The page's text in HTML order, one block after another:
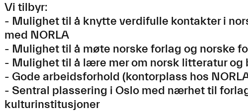
Vi tilbyr:
- Mulighet til å knytte verdifulle kontakter i
med NORLA
- Mulighet til å møte norske forlag og norske
- Mulighet til å lære mer om norsk litteratur og
- Gode arbeidsforhold (kontorplass hos
- Sentral plassering i Oslo med nærhet til
kulturinstitusjoner